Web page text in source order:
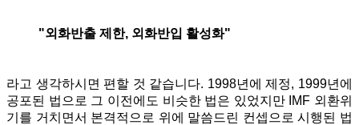
"외화반출 제한, 외화반입 활성화"
라고 생각하시면 편할 것 같습니다. 1998년에 제정, 1999년에
공포된 법으로 그 이전에도 비슷한 법은 있었지만 IMF 외환위
기를 거치면서 본격적으로 위에 말씀드린 컨셉으로 시행된 법